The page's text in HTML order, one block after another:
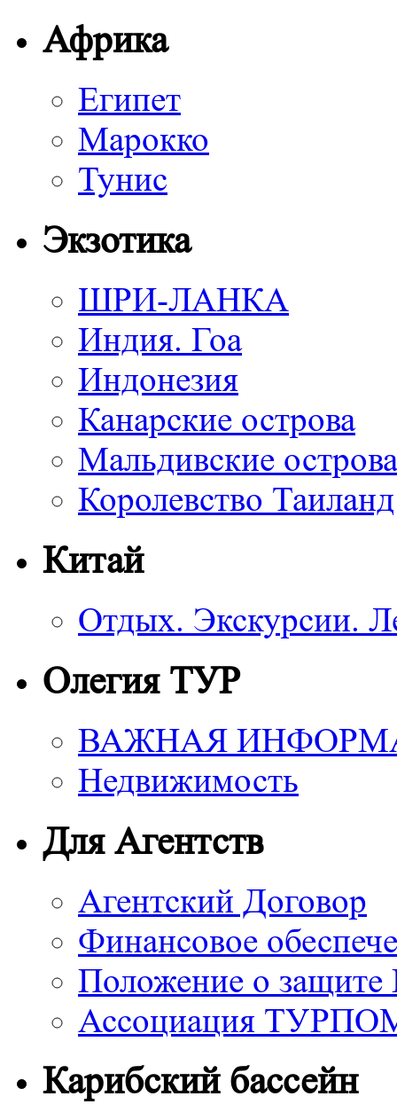
Африка
Египет
Марокко
Тунис
Экзотика
ШРИ-ЛАНКА
Индия. Гоа
Индонезия
Канарские острова
Мальдивские острова
Королевство Таиланд
Китай
Отдых. Экскурсии.
Олегия ТУР
ВАЖНАЯ
Недвижимость
Для Агентств
Агентский Договор
Финансовое
Положение о
Ассоциация
Карибский бассейн